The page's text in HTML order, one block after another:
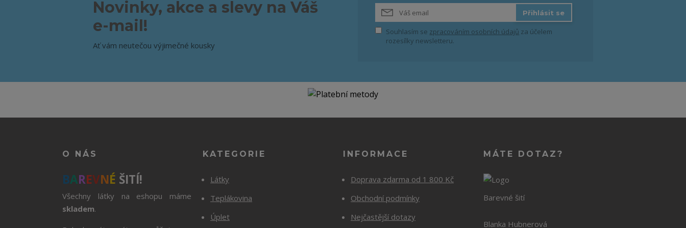
Novinky, akce a slevy na Váš
e-mail!
Ať vám neutečou výjimečné kousky
Přihlásit se
Souhlasím se zpracováním osobních údajů za účelem
rozesílky newsletteru.
O NÁS
BAREVNÉ ŠITÍ!
Všechny látky na eshopu máme
skladem.
KATEGORIE
Látky
Teplákovina
Úplet
INFORMACE
Doprava zdarma od 1 800 Kč
Obchodní podmínky
Nejčastější dotazy
MÁTE DOTAZ?
Barevné šití
Blanka Hubnerová